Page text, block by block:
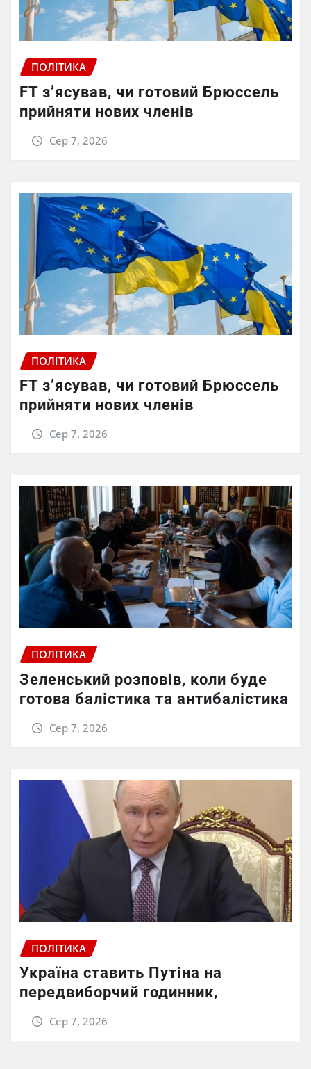
ПОЛІТИКА
FT зʼясував, чи готовий Брюссель
прийняти нових членів
Сер 7, 2026
ПОЛІТИКА
FT зʼясував, чи готовий Брюссель
прийняти нових членів
Сер 7, 2026
ПОЛІТИКА
Зеленський розповів, коли буде
готова балістика та антибалістика
Сер 7, 2026
ПОЛІТИКА
Україна ставить Путіна на
передвиборчий годинник,
Сер 7, 2026